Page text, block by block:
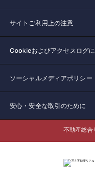
サイトご利用上の注意
Cookieおよびアクセスログ
ソーシャルメディアポリシー
安心・安全な取引のために
不動産総合